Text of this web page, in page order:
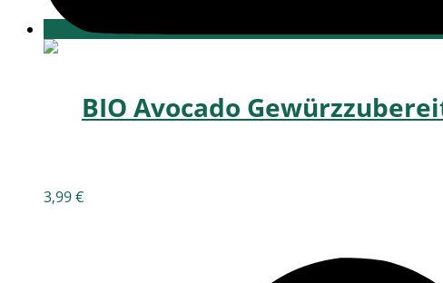
BIO Avocado
3,99€